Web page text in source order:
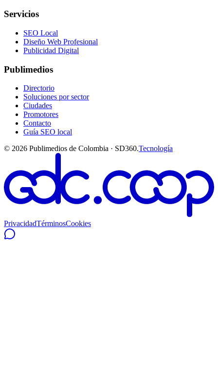
Servicios
SEO Local
Diseño Web Profesional
Publicidad Digital
Publimedios
Directorio
Soluciones por sector
Ciudades
Promotores
Contacto
Guía SEO local
© 2026 Publimedios de Colombia · SD360.Tecnología
PrivacidadTérminosCookies